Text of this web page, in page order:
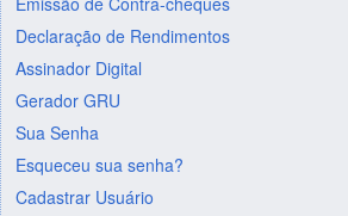
Declaração de Rendimentos
Assinador Digital
Gerador GRU
Sua Senha
Esqueceu sua senha?
Cadastrar Usuário